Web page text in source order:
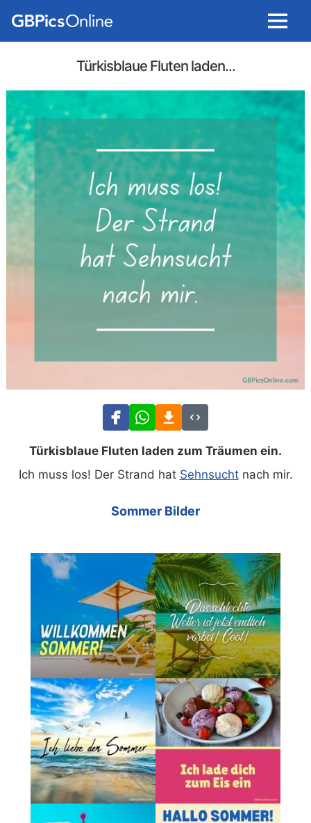
Menu
Türkisblaue Fluten laden...
Türkisblaue Fluten laden zum Träumen ein.
Ich muss los! Der Strand hat Sehnsuchtnach mir.
Sommer Bilder